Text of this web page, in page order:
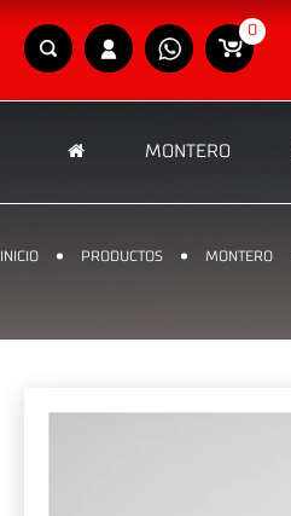
0
MONTERO
INICIO PRODUCTOS MONTERO